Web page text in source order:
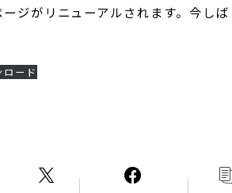
ジがリニューアルされます。今しば
ロード